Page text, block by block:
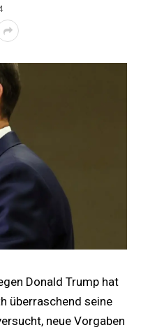
Donald Trump hat
überraschend seine
neue Vorgaben